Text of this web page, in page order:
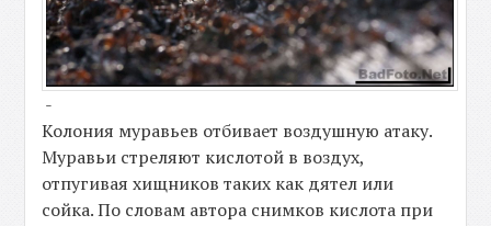
-
Колония муравьев отбивает воздушную атаку.
Муравьи стреляют кислотой в воздух,
отпугивая хищников таких как дятел или
сойка. По словам автора снимков кислота при